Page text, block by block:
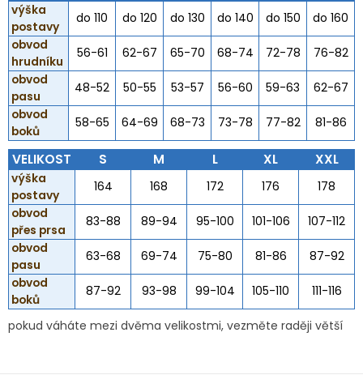
výška
postavy
do 110 do 120 do 130 do 140 do 150
do 160
obvod
hrudníku
56-61 62-67 65-70 68-74 72-78
76-82
obvod
pasu
48-52 50-55 53-57 56-60 59-63
62-67
obvod
boků
58-65 64-69 68-73 73-78 77-82 81-86
VELIKOST S M L XL XXL
výška
postavy
164 168 172 176
178
obvod
přes prsa
83-88 89-94 95-100 101-106
107-112
obvod
pasu
63-68 69-74 75-80 81-86
87-92
obvod
boků
87-92 93-98 99-104 105-110 111-116
pokud váháte mezi dvěma velikostmi, vezměte raději větší